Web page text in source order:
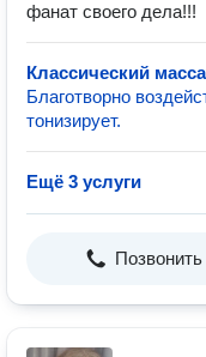
фанат своего дела!!!
Классический
Благотворно
тонизирует.
Ещё 3 услуги
Позвонить